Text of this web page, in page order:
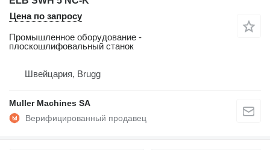
Цена по запросу
Промышленное оборудование -
плоскошлифовальный станок
Швейцария, Brugg
Muller Machines SA